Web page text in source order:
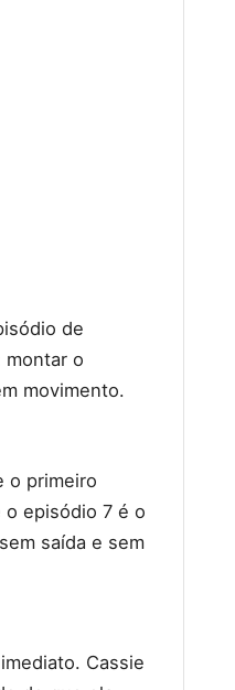
de
montar o
movimento.
o primeiro
episódio 7 é o
saída e sem
Cassie